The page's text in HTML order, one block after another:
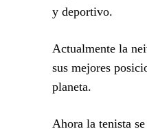
y deportivo.
Actualmente la
sus mejores
planeta.
Ahora la tenista